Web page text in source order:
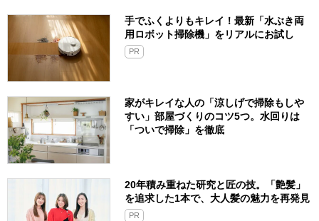
手でふくよりもキレイ！最新「水ぶき両
用ロボット掃除機」をリアルにお試し
PR
家がキレイな人の「涼しげで掃除もしや
すい」部屋づくりのコツ5つ。水回りは
「ついで掃除」を徹底
20年積み重ねた研究と匠の技。「艶髪」
を追求した1本で、大人髪の魅力を再発見
PR